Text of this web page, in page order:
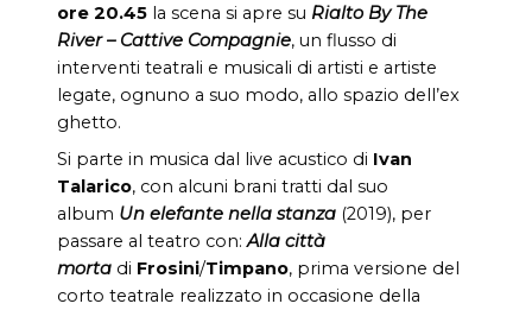
ore 20.45 la scena si apre su Rialto By The
River – Cattive Compagnie, un flusso di
interventi teatrali e musicali di artisti e artiste
legate, ognuno a suo modo, allo spazio dell’ex
ghetto.
Si parte in musica dal live acustico di Ivan
Talarico, con alcuni brani tratti dal suo
album Un elefante nella stanza (2019), per
passare al teatro con:Alla città
morta di Frosini/Timpano, prima versione del
corto teatrale realizzato in occasione della